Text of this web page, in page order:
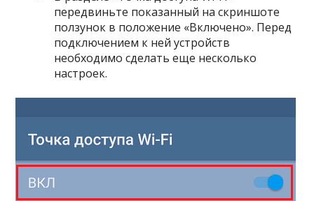
передвиньте показанный на скриншоте
ползунок в положение «Включено». Перед
подключением к ней устройств
необходимо сделать еще несколько
настроек.